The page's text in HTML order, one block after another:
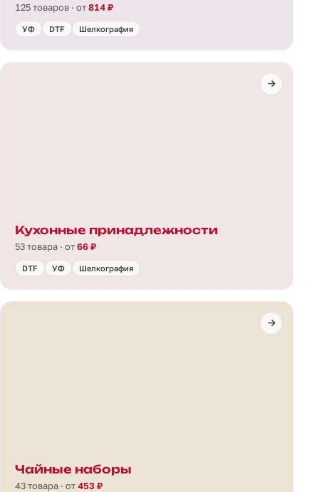
125 товаров · от814 ₽
УФ DTF Шелкография
Кухонные принадлежности
53 товара · от66 ₽
DTF УФ Шелкография
Чайные наборы
43 товара · от453 ₽